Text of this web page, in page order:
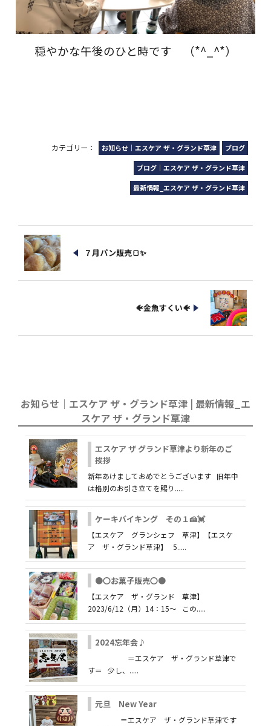
穏やかな午後のひと時です （*^_^*）
カテゴリー： お知らせ｜エスケア ザ・グランド草津 ブログ
ブログ｜エスケア ザ・グランド草津
最新情報_エスケア ザ・グランド草津
７月パン販売🍞✨
🐠金魚すくい🐠
お知らせ｜エスケア ザ・グランド草津 | 最新情報_エ
スケア ザ・グランド草津
エスケア ザ グランド草津より新年のご
挨拶
新年あけましておめでとうございます 旧年中
は格別のお引き立てを賜り.....
ケーキバイキング その１🍰💓
【エスケア グランシェフ 草津】【エスケ
ア ザ・グランド草津】 5.....
●〇お菓子販売〇●
【エスケア ザ・グランド 草津】
2023/6/12（月）14：15～ この.....
2024忘年会♪
＝エスケア ザ・グランド草津で
す＝ 少し、.....
元旦 New Year
＝エスケア ザ・グランド草津です